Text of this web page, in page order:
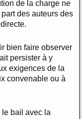
de la charge ne
des auteurs des
bien faire observer
persister à y
exigences de la
convenable ou à
bail avec la